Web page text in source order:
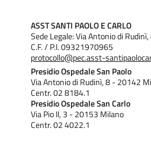
Sindrome da anticorpi
Endocardite reumatica;
Poliangioite microscopica;
Poliarterite nodosa;
Granulomatosi eosinofilica
Granulomatosi con
Malattia di Takayasu;
Dermatomiosite;
Polimiosite;
Sindrome da anticorpi
ASST SANTI PAOLO E CARLO
Sede Legale: Via Antonio di
C.F. / P.I. 09321970965
protocollo@pec.asst-
Presidio Ospedale San Paolo
Via Antonio di Rudinì, 8 - 20142
Centr. 02 8184.1
Presidio Ospedale San Carlo
Via Pio II, 3 - 20153 Milano
Centr. 02 4022.1